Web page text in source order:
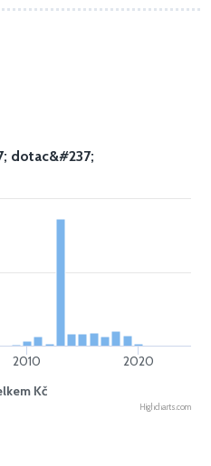
dotac&#237;
Kč
2010 2020
Highcharts.com